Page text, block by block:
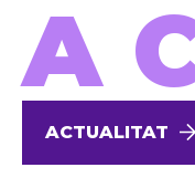
A
ACTUALITAT